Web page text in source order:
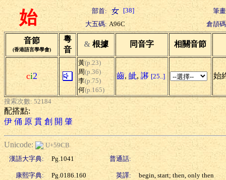
始 部首: [38]
筆
大五碼: A96C 倉頡
音節
(香港語言學學會)
粵
音
& 根據 同音字 相關音節
ci2
黃(p.23)
周(p.36)
李(p.75)
何(p.165)
齒, 皉, 謻 [25..] 始
搜索次數: 52184
配搭點:
伊 俑 原 貫 創 開 肇
Unicode:
U+59CB
漢語大字典:
Pg.1041 普通話:
康熙字典: Pg.0186.160 英譯: begin, start; then, only then